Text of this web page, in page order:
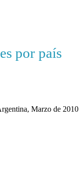
por país
Marzo de 2010